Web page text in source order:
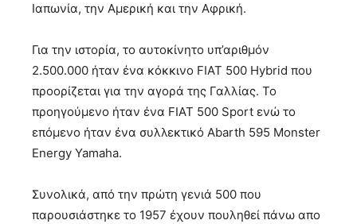
Ιαπωνία, την Αμερική και την Αφρική.
Για την ιστορία, το αυτοκίνητο υπ’αριθμόν
2.500.000 ήταν ένα κόκκινο FIAT 500 Hybrid που
προορίζεται για την αγορά της Γαλλίας. Το
προηγούμενο ήταν ένα FIAT 500 Sport ενώ το
επόμενο ήταν ένα συλλεκτικό Abarth 595 Monster
Energy Yamaha.
Συνολικά, από την πρώτη γενιά 500 που
παρουσιάστηκε το 1957 έχουν πουληθεί πάνω απο